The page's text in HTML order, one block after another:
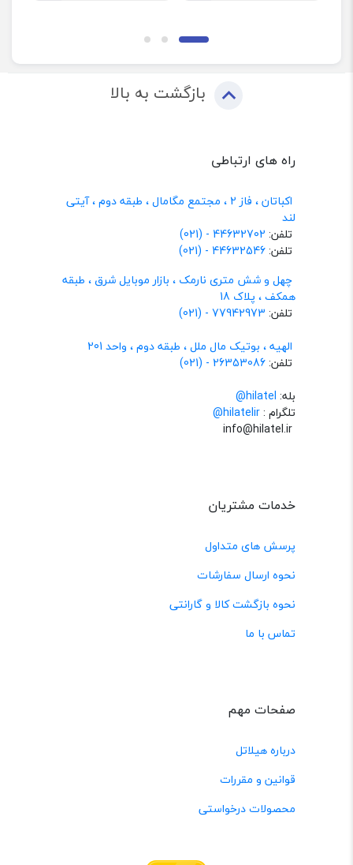
بازگشت به بالا
راه های ارتباطی
اکباتان ، فاز 2 ، مجتمع مگامال ، طبقه دوم ، آیتی
لند
تلفن: 44632702 - (021)
تلفن:44632546 - (021)
چهل و شش متری نارمک ، بازار موبایل شرق ، طبقه
همکف ، پلاک 18
تلفن: 77942973 - (021)
الهیه ، بوتیک مال ملل ، طبقه دوم ، واحد 201
تلفن:26353086 - (021)
بله: hilatel@
تلگرام :@hilatelir
خدمات مشتریان
پرسش های متداول
نحوه ارسال سفارشات
نحوه بازگشت کالا و گارانتی
تماس با ما
صفحات مهم
درباره هیلاتل
قوانین و مقررات
محصولات درخواستی